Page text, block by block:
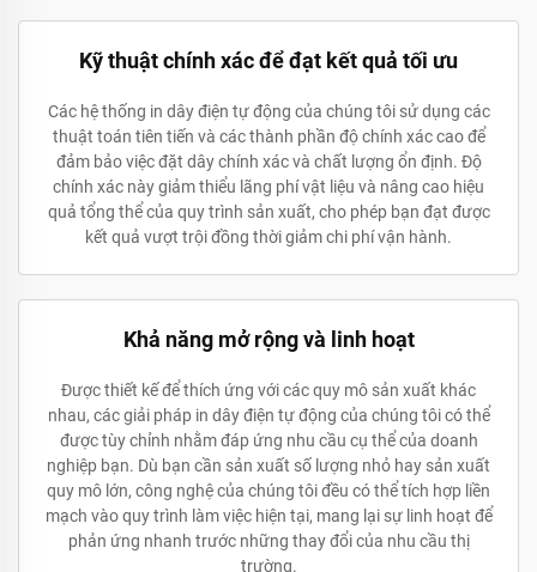
Kỹ thuật chính xác để đạt kết quả tối ưu
Các hệ thống in dây điện tự động của chúng tôi sử dụng các
thuật toán tiên tiến và các thành phần độ chính xác cao để
đảm bảo việc đặt dây chính xác và chất lượng ổn định. Độ
chính xác này giảm thiểu lãng phí vật liệu và nâng cao hiệu
quả tổng thể của quy trình sản xuất, cho phép bạn đạt được
kết quả vượt trội đồng thời giảm chi phí vận hành.
Khả năng mở rộng và linh hoạt
Được thiết kế để thích ứng với các quy mô sản xuất khác
nhau, các giải pháp in dây điện tự động của chúng tôi có thể
được tùy chỉnh nhằm đáp ứng nhu cầu cụ thể của doanh
nghiệp bạn. Dù bạn cần sản xuất số lượng nhỏ hay sản xuất
quy mô lớn, công nghệ của chúng tôi đều có thể tích hợp liền
mạch vào quy trình làm việc hiện tại, mang lại sự linh hoạt để
phản ứng nhanh trước những thay đổi của nhu cầu thị
trường.